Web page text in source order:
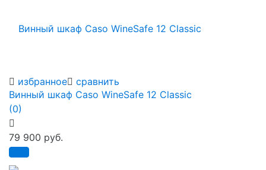
избранное сравнить
Винный шкаф Caso WineSafe 12 Classic
(0)
79 900 руб.